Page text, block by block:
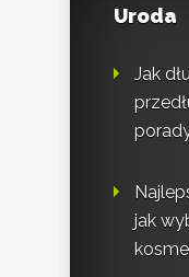
Uroda
Jak
jak